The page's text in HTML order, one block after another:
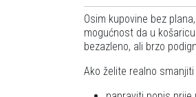
Osim kupovine bez
mogućnost da u
bezazleno, ali brzo
Ako želite realno